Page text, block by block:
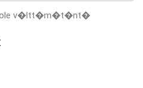
ole v�ltt�m�t�nt�